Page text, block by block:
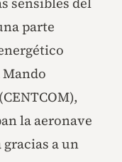
parte
la aeronave
a un